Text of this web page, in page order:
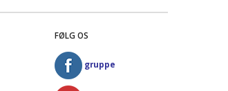
FØLG OS
gruppe